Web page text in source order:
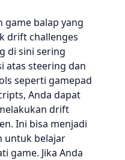
game balap yang
drift challenges
di sini sering
atas steering dan
seperti gamepad
Anda dapat
drift
Ini bisa menjadi
untuk belajar
game. Jika Anda